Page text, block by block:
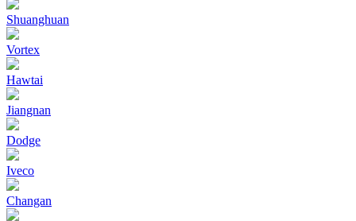
Shuanghuan
Vortex
Hawtai
Jiangnan
Dodge
Iveco
Changan